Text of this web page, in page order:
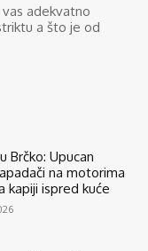
adekvatno
a što je od
Brčko: Upucan
na motorima
kapiji ispred kuće